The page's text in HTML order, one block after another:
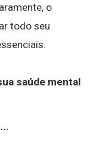
o
todo seu
saúde mental